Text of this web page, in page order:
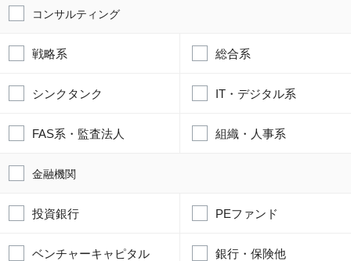
コンサルティング
戦略系 総合系
シンクタンク IT・デジタル系
FAS系・監査法人 組織・人事系
金融機関
投資銀行 PEファンド
ベンチャーキャピタル 銀行・保険他